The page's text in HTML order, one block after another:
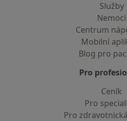
Služby
Nemoci
Centrum
Mobilní
Blog pro
Pro
Ceník
Pro
Pro